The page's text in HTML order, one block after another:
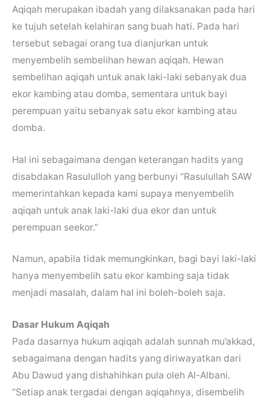
Aqiqah merupakan ibadah yang dilaksanakan pada hari
ke tujuh setelah kelahiran sang buah hati. Pada hari
tersebut sebagai orang tua dianjurkan untuk
menyembelih sembelihan hewan aqiqah. Hewan
sembelihan aqiqah untuk anak laki-laki sebanyak dua
ekor kambing atau domba, sementara untuk bayi
perempuan yaitu sebanyak satu ekor kambing atau
domba.
Hal ini sebagaimana dengan keterangan hadits yang
disabdakan Rasululloh yang berbunyi “Rasulullah SAW
memerintahkan kepada kami supaya menyembelih
aqiqah untuk anak laki-laki dua ekor dan untuk
perempuan seekor.”
Namun, apabila tidak memungkinkan, bagi bayi laki-laki
hanya menyembelih satu ekor kambing saja tidak
menjadi masalah, dalam hal ini boleh-boleh saja.
Dasar Hukum Aqiqah
Pada dasarnya hukum aqiqah adalah sunnah mu’akkad,
sebagaimana dengan hadits yang diriwayatkan dari
Abu Dawud yang dishahihkan pula oleh Al-Albani.
“Setiap anak tergadai dengan aqiqahnya, disembelih